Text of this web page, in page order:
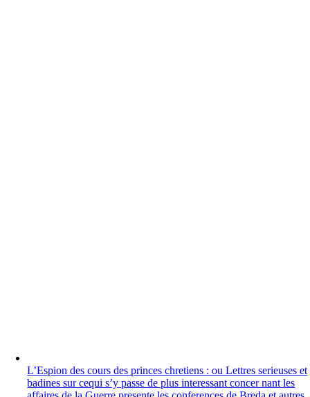
L’Espion des cours des princes chretiens : ou Lettres serieuses et
badines sur cequi s’y passe de plus interessant concer nant les